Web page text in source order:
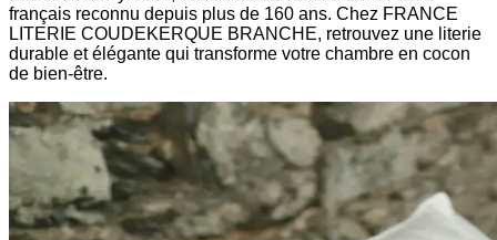
français reconnu depuis plus de 160 ans. Chez FRANCE
LITERIE COUDEKERQUE BRANCHE, retrouvez une literie
durable et élégante qui transforme votre chambre en cocon
de bien-être.